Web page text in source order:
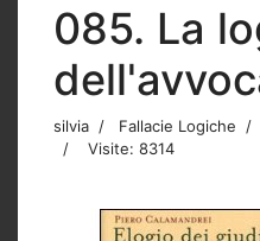
085. La
silvia Fallacie Logiche
Visite: 8314